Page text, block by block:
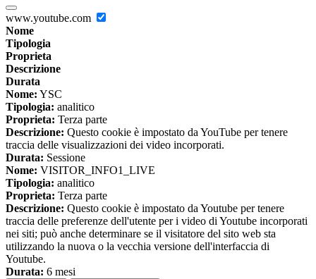
www.youtube.com
Nome
Tipologia
Proprieta
Descrizione
Durata
Nome: YSC
Tipologia: analitico
Proprieta: Terza parte
Descrizione: Questo cookie è impostato da YouTube per tenere
traccia delle visualizzazioni dei video incorporati.
Durata: Sessione
Nome: VISITOR_INFO1_LIVE
Tipologia: analitico
Proprieta: Terza parte
Descrizione: Questo cookie è impostato da Youtube per tenere
traccia delle preferenze dell'utente per i video di Youtube incorporati
nei siti; può anche determinare se il visitatore del sito web sta
utilizzando la nuova o la vecchia versione dell'interfaccia di
Youtube.
Durata: 6 mesi